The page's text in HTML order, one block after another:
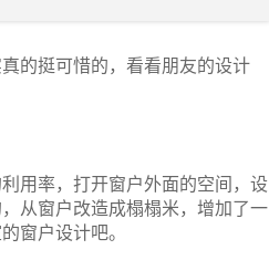
的挺可惜的，看看朋友的设计
用率，打开窗户外面的空间，设
从窗户改造成榻榻米，增加了一
窗户设计吧。